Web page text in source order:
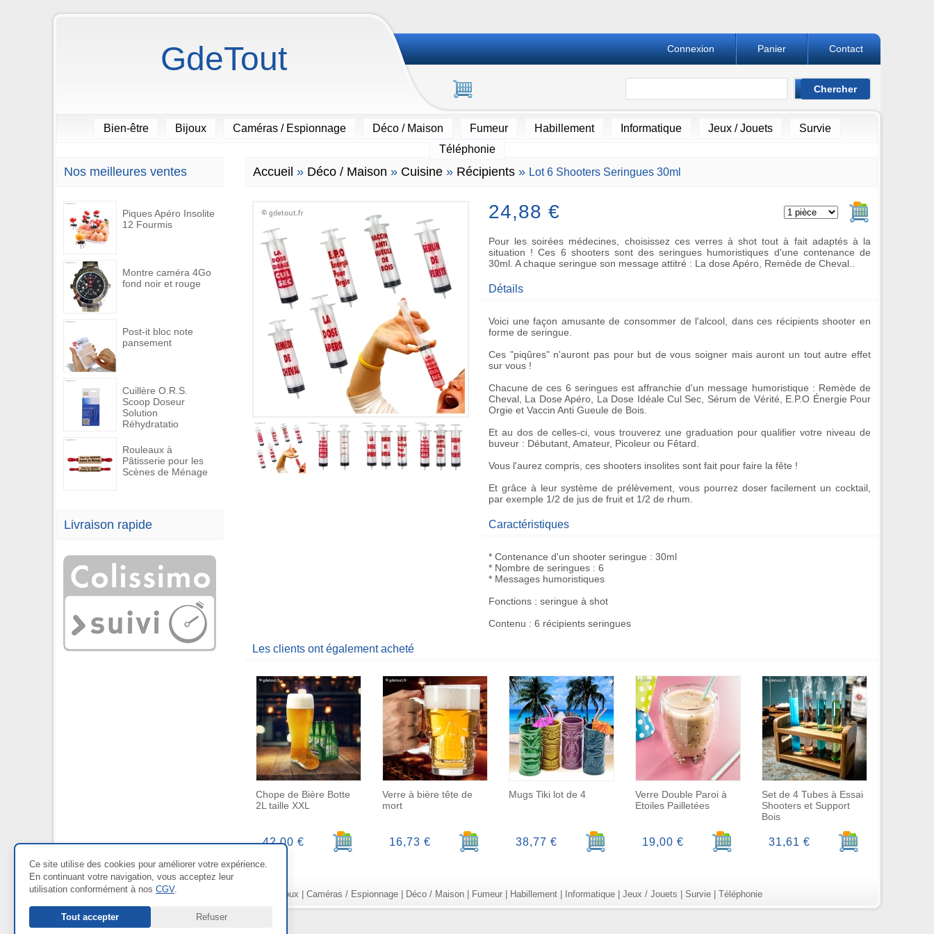
GdeTout Contact
Panier
Connexion
Bien-être Bijoux Caméras / Espionnage Déco / Maison Fumeur Habillement Informatique Jeux / Jouets
Survie
Téléphonie
Nos meilleures ventes
Piques Apéro Insolite
12 Fourmis
Montre caméra 4Go
fond noir et rouge
Post-it bloc note
pansement
Cuillère O.R.S.
Scoop Doseur
Solution
Réhydratatio
Rouleaux à
Pâtisserie pour les
Scènes de Ménage
Livraison rapide
Accueil » Déco / Maison » Cuisine » Récipients » Lot 6 Shooters Seringues 30ml
24,88 €
Pour les soirées médecines, choisissez ces verres à shot tout à fait adaptés à la
situation ! Ces 6 shooters sont des seringues humoristiques d'une contenance de
30ml. A chaque seringue son message attitré : La dose Apéro, Remède de Cheval..
Détails
Voici une façon amusante de consommer de l'alcool, dans ces récipients shooter en
forme de seringue
Ces "piqûres" n'auront pas pour but de vous soigner mais auront un tout autre effet
sur vous !
Chacune de ces 6 seringuesest affranchie d'un message humoristique : Remède de
Cheval, La Dose Apéro, La Dose Idéale Cul Sec, Sérum de Vérité, E.P.O Énergie Pour
Orgie et Vaccin Anti Gueule de Bois.
Et au dos de celles-ci, vous trouverez une graduation pour qualifier votre niveau de
buveur : Débutant, Amateur, Picoleur ou Fêtard.
Vous l'aurez compris, ces shooters insolites sont fait pour faire la fête !
Et grâce à leur système de prélèvement, vous pourrez doser facilement un cocktail,
par exemple 1/2 de jus de fruit et 1/2 de rhum.
Caractéristiques
* Contenance d'un shooter seringue : 30ml
* Nombre de seringues : 6
* Messages humoristiques
Fonctions : seringue à shot
Contenu : 6 récipients seringues
Les clients ont également acheté
Chope de Bière Botte
2L taille XXL
Ajouter au panier
42,00 €
Verre à bière tête de
mort
Ajouter au panier
16,73 €
Mugs Tiki lot de 4
Ajouter au panier
38,77 €
Verre Double Paroi à
Etoiles Pailletées
Ajouter au panier
19,00 €
Set de 4 Tubes à Essai
Shooters et Support
Bois
Ajouter au panier
31,61 €
Nos Rayons : Bijoux Caméras / Espionnage| Déco / Maison| Fumeur| Habillement| Informatique| Jeux / Jouets Survie| Téléphonie
Ce site utilise des cookies pour améliorer votre expérience.
En continuant votre navigation, vous acceptez leur
utilisation conformément à nos CGV.
Tout accepter Refuser